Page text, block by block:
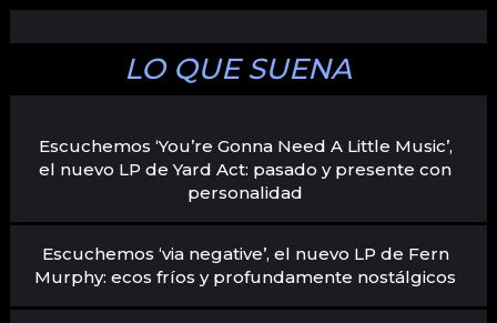
LO QUE SUENA
Escuchemos ‘You’re Gonna Need A Little Music’,
el nuevo LP de Yard Act: pasado y presente con
personalidad
Escuchemos ‘via negative’, el nuevo LP de Fern
Murphy: ecos fríos y profundamente nostálgicos